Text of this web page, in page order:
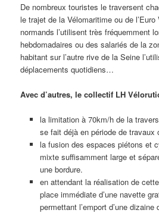
De nombreux touristes le traversent
le trajet de la Vélomaritime ou de
normands l’utilisent très fréquemment
hebdomadaires ou des salariés de la
habitant sur l’autre rive de la Seine
déplacements quotidiens…
Avec d’autres, le collectif LH
la limitation à 70km/h de la
se fait déjà en période de travaux
la fusion des espaces piétons et
mixte suffisamment large et
une bordure.
en attendant la réalisation de
place immédiate d’une navette
permettant l’emport d’une dizaine